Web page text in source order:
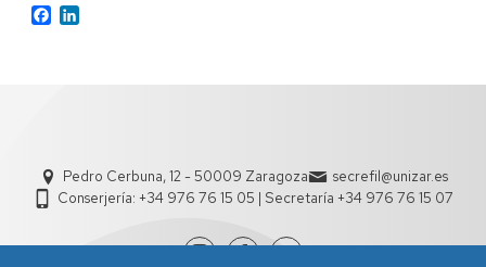
Facebook
Pedro Cerbuna, 12 - 50009 Zaragoza
secrefil@unizar.es
Conserjería: +34 976 76 15 05 | Secretaría +34 976 76 15 07